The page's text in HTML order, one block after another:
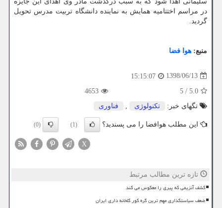
در مراسم اختتامیه همایش به نماینده دانشگاه تربیت مدرس تحویل
گردید.
منبع: هوا فضا
1398/06/13
15:15:07
5.0
/
5
4653
تگهای خبر:
تكنولوژی , فناوری
این مطلب هوافضا را می پسندید؟ (1)
(0)
X
تازه ترین مطالب مرتبط
کشف آنزیمی که پیری را معکوس می کند
ضعف سیاستگذاری مهم ترین گره کور گلخانه داری ایران